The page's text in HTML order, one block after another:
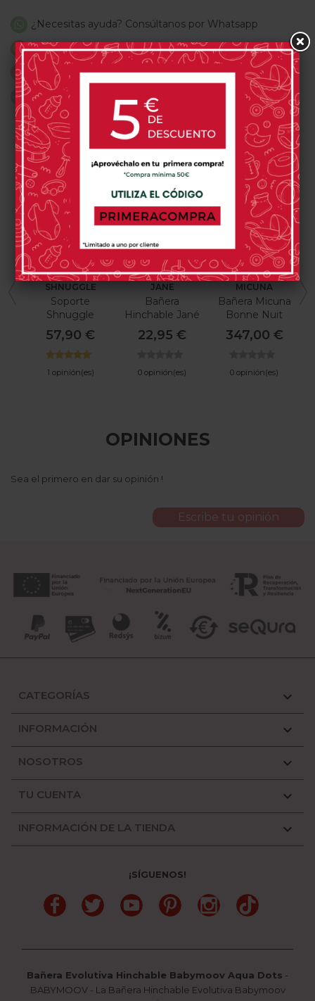
¿Necesitas ayuda? Consúltanos por Whatsapp
Envíos 24-48 horas (según stock)
Disfruta de una compra fácil y segura
Envíos gratis a partir de 59€
PRODUCTOS RELACIONADOS
SHNUGGLE
Soporte
Shnuggle
57,90 €
1 opinión(es)
JANE
Bañera
Hinchable Jané
22,95 €
0 opinión(es)
MICUNA
Bañera Micuna
Bonne Nuit
347,00 €
0 opinión(es)
OPINIONES
Sea el primero en dar su opinión !
Escribe tu opinión
CATEGORÍAS 
INFORMACIÓN 
NOSOTROS 
TU CUENTA 
INFORMACIÓN DE LA TIENDA 
¡SÍGUENOS!
FacebookTwitter YouTube PinterestInstagramTikTok
Bañera Evolutiva Hinchable Babymoov Aqua Dots -
BABYMOOV- La Bañera Hinchable Evolutiva Babymoov